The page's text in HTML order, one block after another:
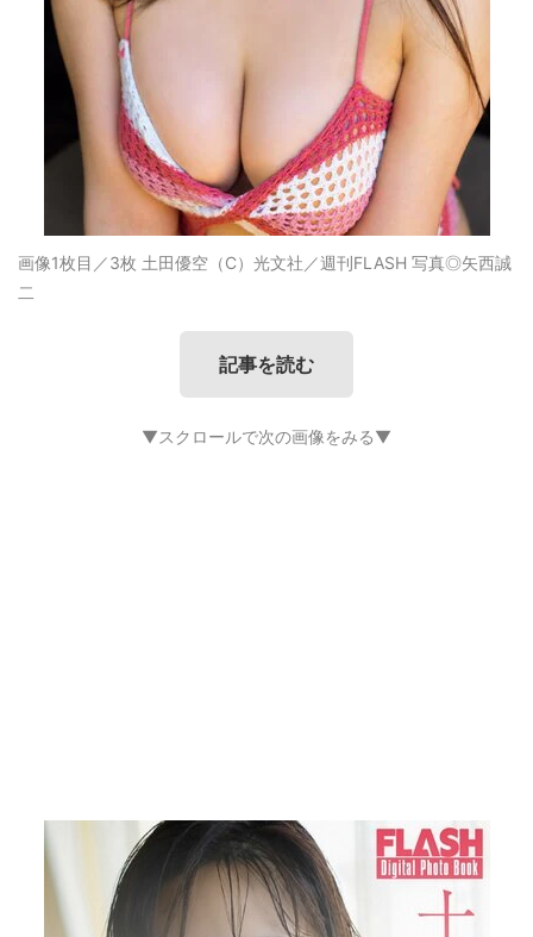
画像1枚目／3枚 土田優空（C）光文社／週刊FLASH 写真◎矢西誠
二
記事を読む
▼スクロールで次の画像をみる▼